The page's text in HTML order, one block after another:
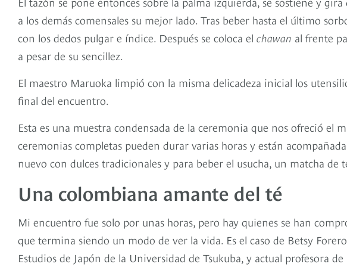
a los demás comensales su mejor lado. Tras beber hasta el último
con los dedos pulgar e índice. Después se coloca el chawan al frente
a pesar de su sencillez.
El maestro Maruoka limpió con la misma delicadeza inicial los
final del encuentro.
Esta es una muestra condensada de la ceremonia que nos ofreció el
ceremonias completas pueden durar varias horas y están
nuevo con dulces tradicionales y para beber el usucha, un matcha de
Una colombiana amante del té
Mi encuentro fue solo por unas horas, pero hay quienes se han
que termina siendo un modo de ver la vida. Es el caso de Betsy
Estudios de Japón de la Universidad de Tsukuba, y actual profesora